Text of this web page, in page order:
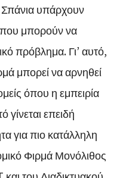
Σπάνια υπάρχουν
που μπορούν να
πρόβλημα. Γι’ αυτό,
μπορεί να αρνηθεί
όπου η εμπειρία
γίνεται επειδή
για πιο κατάλληλη
Φιρμά Μονόλιθος